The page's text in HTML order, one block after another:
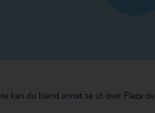
kan du bland annat se ut över Plaza de